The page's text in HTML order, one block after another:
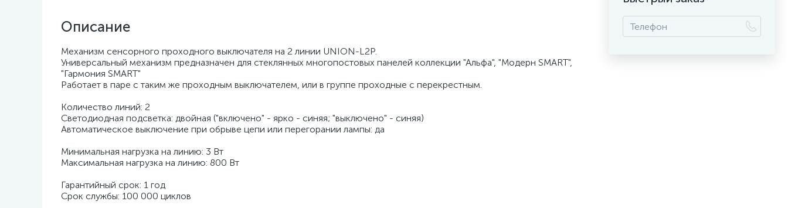
Описание
Механизм сенсорного проходного выключателя на 2 линии UNION-L2Р.
Универсальный механизм предназначен для стеклянных многопостовых панелей коллекции "Альфа", "Модерн SMART",
"Гармония SMART"
Работает в паре с таким же проходным выключателем, или в группе проходные с перекрестным.
Количество линий: 2
Светодиодная подсветка: двойная ("включено" - ярко - синяя; "выключено" - синяя)
Автоматическое выключение при обрыве цепи или перегорании лампы: да
Минимальная нагрузка на линию: 3 Вт
Максимальная нагрузка на линию: 800 Вт
Гарантийный срок: 1 год
Срок службы: 100 000 циклов